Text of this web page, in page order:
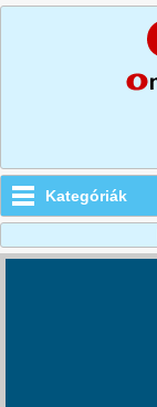
Kategóriák